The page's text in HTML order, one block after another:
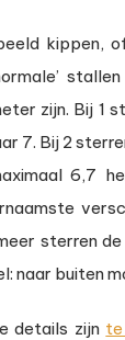
kippen,
zijn. Bij 1
7. Bij 2
6,7
sterren
naar buiten
details zijn te